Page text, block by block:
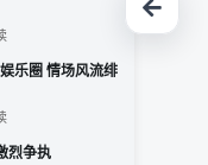
乐圈 情场风流绯
烈争执